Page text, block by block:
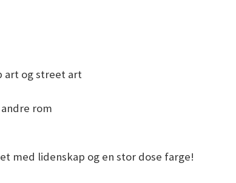
art og street art
rom
med lidenskap og en stor dose farge!